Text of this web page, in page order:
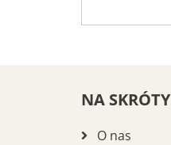
NA SKRÓTY
O nas